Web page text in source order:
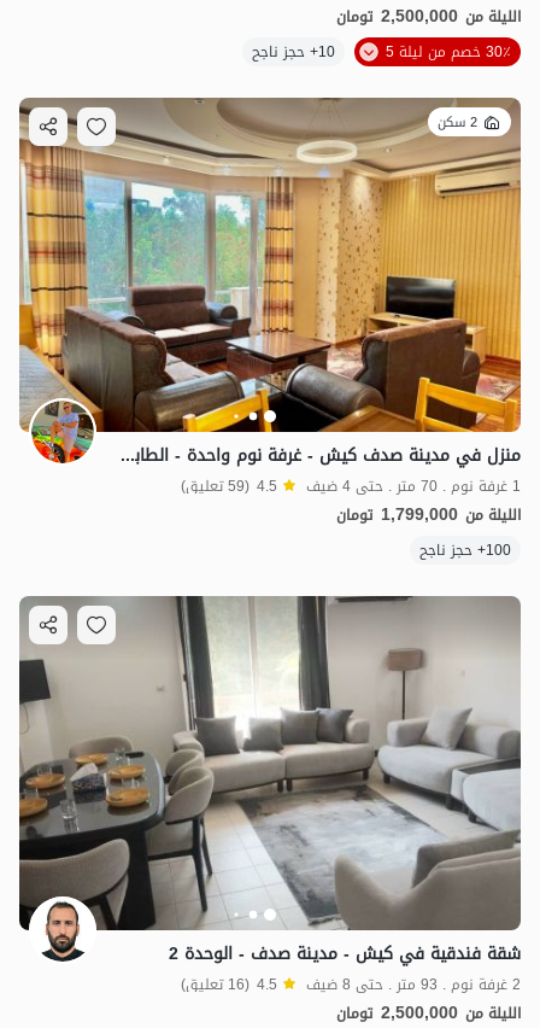
الليلة من 2,500,000 تومان
30٪ خصم من ليلة 5
10+ حجز ناجح
2 سكن
منزل في مدينة صدف كيش - غرفة نوم واحدة - الطابق الثاني أو الثالث
1 غرفة نوم . 70 متر . حتى 4 ضيف 4.5 (59 تعليق)
الليلة من 1,799,000 تومان
100+ حجز ناجح
شقة فندقية في كيش - مدينة صدف - الوحدة 2
2 غرفة نوم . 93 متر . حتى 8 ضيف 4.5 (16 تعليق)
الليلة من 2,500,000 تومان